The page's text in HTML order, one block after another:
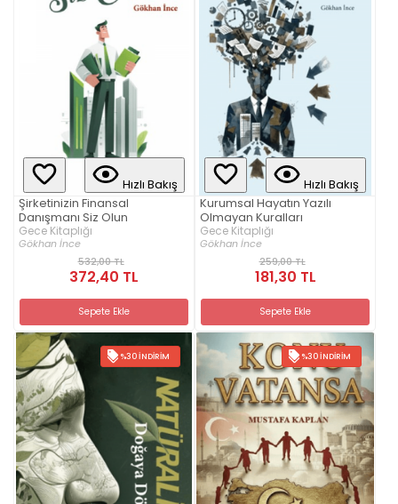
Hızlı Bakış
Şirketinizin Finansal
Danışmanı Siz Olun
Gece Kitaplığı
Gökhan İnce
532,00 TL
372,40 TL
Sepete Ekle
Hızlı Bakış
Kurumsal Hayatın Yazılı
Olmayan Kuralları
Gece Kitaplığı
Gökhan İnce
259,00 TL
181,30 TL
Sepete Ekle
%30 İNDIRIM %30 İNDIRIM